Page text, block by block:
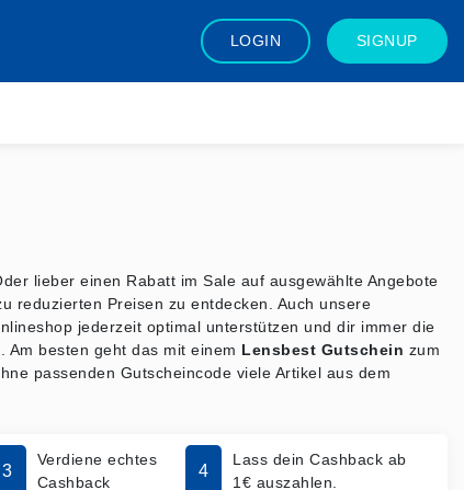
LOGIN SIGNUP
lieber einen Rabatt im Sale auf ausgewählte Angebote
reduzierten Preisen zu entdecken. Auch unsere
jederzeit optimal unterstützen und dir immer die
Am besten geht das mit einem Lensbest Gutschein zum
passenden Gutscheincode viele Artikel aus dem
3
Verdiene echtes
Cashback
4
Lass dein Cashback ab
1€ auszahlen.